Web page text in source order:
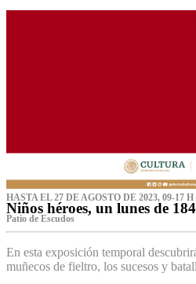
HASTA EL 27 DE AGOSTO DE 2023, 09-17 H
Niños héroes, un lunes de
Patio de Escudos
En esta exposición temporal
muñecos de fieltro, los sucesos y